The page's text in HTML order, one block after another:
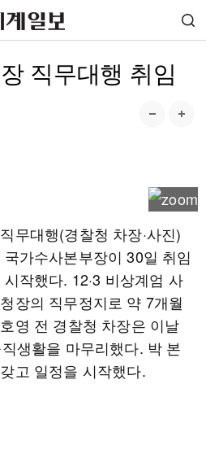
직무대행 취임
무대행(경찰청 차장·사진)
가수사본부장이 30일 취임
작했다. 12·3 비상계엄 사
장의 직무정지로 약 7개월
영 전 경찰청 차장은 이날
생활을 마무리했다. 박 본
고 일정을 시작했다.